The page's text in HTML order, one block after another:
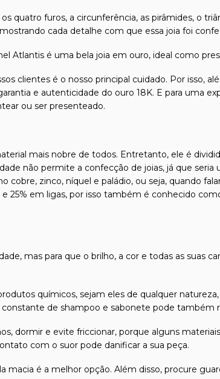
quatro furos, a circunferência, as pirâmides, o
cada detalhe com que essa joia foi
Atlantis é uma bela joia em ouro, ideal como
clientes é o nosso principal cuidado. Por isso,
e autenticidade do ouro 18K. E para uma
ou ser presenteado.
mais nobre de todos. Entretanto, ele é
não permite a confecção de joias, já que
cobre, zinco, níquel e paládio, ou seja, quando
25% em ligas, por isso também é conhecido
mas para que o brilho, a cor e todas as suas
químicos, sejam eles de qualquer
de shampoo e sabonete pode também
dormir e evite friccionar, porque alguns
com o suor pode danificar a sua peça.
macia é a melhor opção. Além disso, procure